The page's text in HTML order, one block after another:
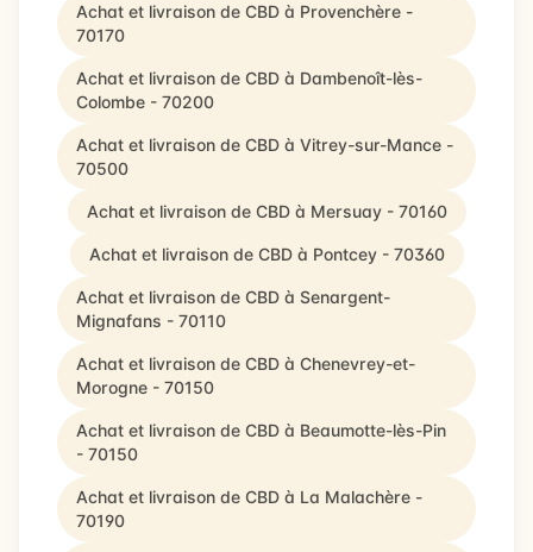
Achat et livraison de CBD à Provenchère -
70170
Achat et livraison de CBD à Dambenoît-lès-
Colombe - 70200
Achat et livraison de CBD à Vitrey-sur-Mance -
70500
Achat et livraison de CBD à Mersuay - 70160
Achat et livraison de CBD à Pontcey - 70360
Achat et livraison de CBD à Senargent-
Mignafans - 70110
Achat et livraison de CBD à Chenevrey-et-
Morogne - 70150
Achat et livraison de CBD à Beaumotte-lès-Pin
- 70150
Achat et livraison de CBD à La Malachère -
70190